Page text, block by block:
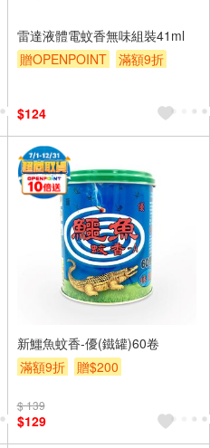
雷達液體電蚊香無味組裝41ml
贈OPENPOINT
滿額9折
$124
新鱷魚蚊香-優(鐵罐)60卷
滿額9折
贈$200
$ 139
$129